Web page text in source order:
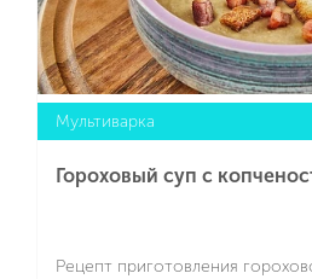
Мультиварка
Гороховый суп с
Рецепт приготовления